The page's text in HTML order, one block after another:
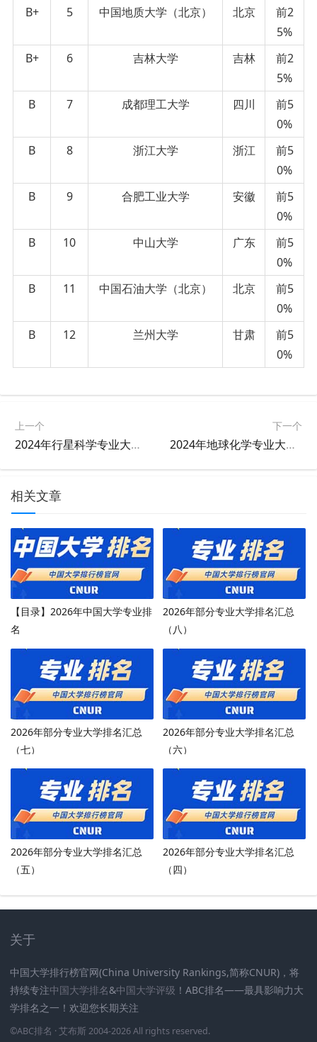
B+
5 中国地质大学（北京） 北京
前2
5%
B+
6 吉林大学 吉林
前2
5%
B
7 成都理工大学 四川
前5
0%
B
8 浙江大学 浙江
前5
0%
B
9 合肥工业大学 安徽
前5
0%
B
10 中山大学 广东
前5
0%
B
11 中国石油大学（北京） 北京
前5
0%
B
12 兰州大学 甘肃
前5
0%
上一个
2024年行星科学专业大学排名及评级结果
下一个
2024年地球化学专业大学排名及评级结果
相关文章
【目录】2026年中国大学专业排
名
2026年部分专业大学排名汇总
（八）
2026年部分专业大学排名汇总
（七）
2026年部分专业大学排名汇总
（六）
2026年部分专业大学排名汇总
（五）
2026年部分专业大学排名汇总
（四）
关于
中国大学排行榜官网(China University Rankings,简称CNUR)，将
持续专注中国大学排名&中国大学评级 ！ABC排名——最具影响力大
学排名之一！欢迎您长期关注
©ABC排名 · 艾布斯 2004-2026 All rights reserved.